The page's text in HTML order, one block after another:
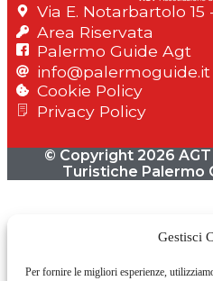
Gestisci
Per fornire le migliori esperienze,
Via E. Notarbartolo 15
Area Riservata
Palermo Guide Agt
info@palermoguide.it
Cookie Policy
Privacy Policy
© Copyright 2026
Turistiche Palermo